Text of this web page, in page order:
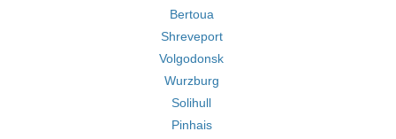
Bertoua
Shreveport
Volgodonsk
Wurzburg
Solihull
Pinhais